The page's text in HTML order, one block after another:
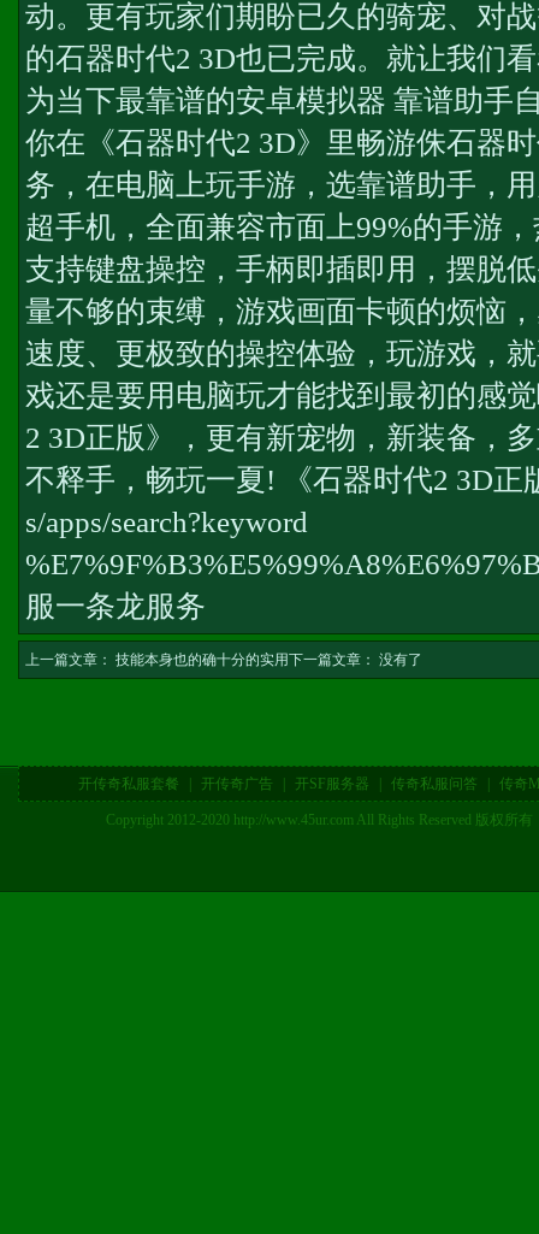
动。更有玩家们期盼已久的骑宠、对
的石器时代2 3D也已完成。就让我们
为当下最靠谱的安卓模拟器 靠谱助手
你在《石器时代2 3D》里畅游侏石器
务 ，在电脑上玩手游，选靠谱助手，
超手机，全面兼容市面上99%的手游
支持键盘操控，手柄即插即用，摆脱
量不够的束缚，游戏画面卡顿的烦恼
速度、更极致的操控体验，玩游戏，
戏还是要用电脑玩才能找到最初的感
2 3D正版》，更有新宠物，新装备，
不释手，畅玩一夏! 《石器时代2 3D正
s/apps/search?keyword
服一条龙服务
上一篇文章： 技能本身也的确十分的实用下一篇文章： 没有了
开传奇私服套餐 开传奇广告 开SF服务器 传奇私服问答 传奇
Copyright 2012-2020 http://www.45ur.com All Rights Reserved 版权